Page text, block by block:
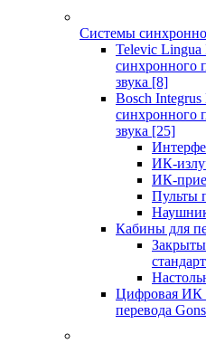
Системы
Televic
синхронного
звука [8]
Bosch
синхронного
звука [25]
ИК-
ИК-
Пульты
Кабины для
Цифровая ИК
перевода